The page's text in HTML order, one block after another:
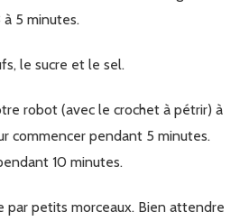
5 minutes.
le sucre et le sel.
commencer pendant 5 minutes.
10 minutes.